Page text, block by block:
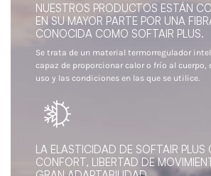
NUESTROS PRODUCTOS ESTÁN
EN SU MAYOR PARTE POR UNA
CONOCIDA COMO SOFTAIR PLUS.
Se trata de un material termorregulador
capaz de proporcionar calor o frío al cuerpo,
uso y las condiciones en las que se utilice.
LA ELASTICIDAD DE SOFTAIR
CONFORT, LIBERTAD DE